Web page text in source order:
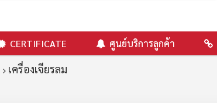
CERTIFICATE ศูนย์บริการลูกค้า
เครื่องเจียรลม